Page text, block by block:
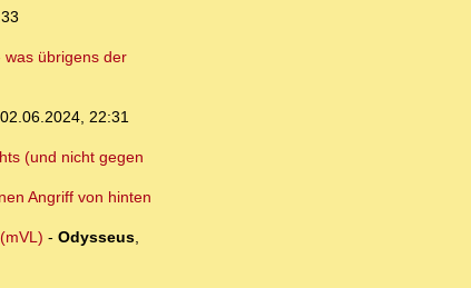
was übrigens der
02.06.2024, 22:31
(und nicht gegen
Angriff von hinten
- Odysseus,